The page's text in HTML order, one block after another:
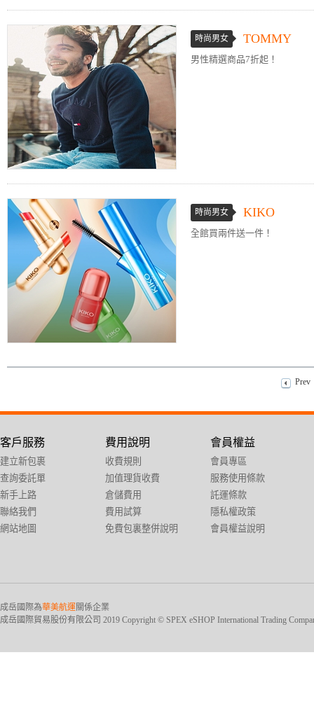
時尚男女 TOMMY
男性精選商品7折起！
時尚男女 KIKO
全館買兩件送一件！
Prev
客戶服務
建立新包裹
查詢委託單
新手上路
聯絡我們
網站地圖
費用說明
收費規則
加值理貨收費
倉儲費用
費用試算
免費包裏整併說明
會員權益
會員專區
服務使用條款
託運條款
隱私權政策
會員權益說明
成岳國際為華美航運關係企業
成岳國際貿易股份有限公司 2019 Copyright © SPEX eSHOP International Trading